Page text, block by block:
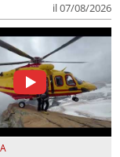
il 07/08/2026